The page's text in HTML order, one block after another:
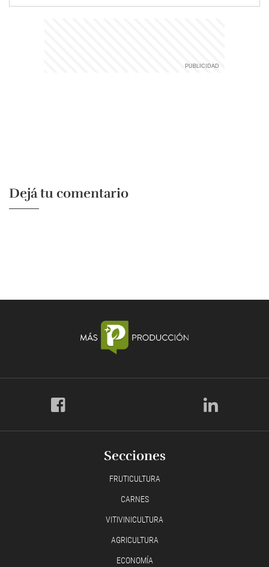
Dejá tu comentario
Secciones
FRUTICULTURA
CARNES
VITIVINICULTURA
AGRICULTURA
ECONOMÍA